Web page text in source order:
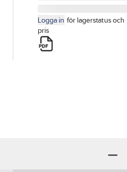
Logga in för lagerstatus och
pris